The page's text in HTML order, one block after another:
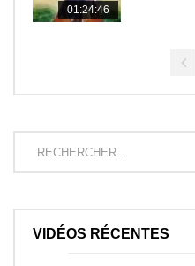
01:24:46
VIDÉOS RÉCENTES